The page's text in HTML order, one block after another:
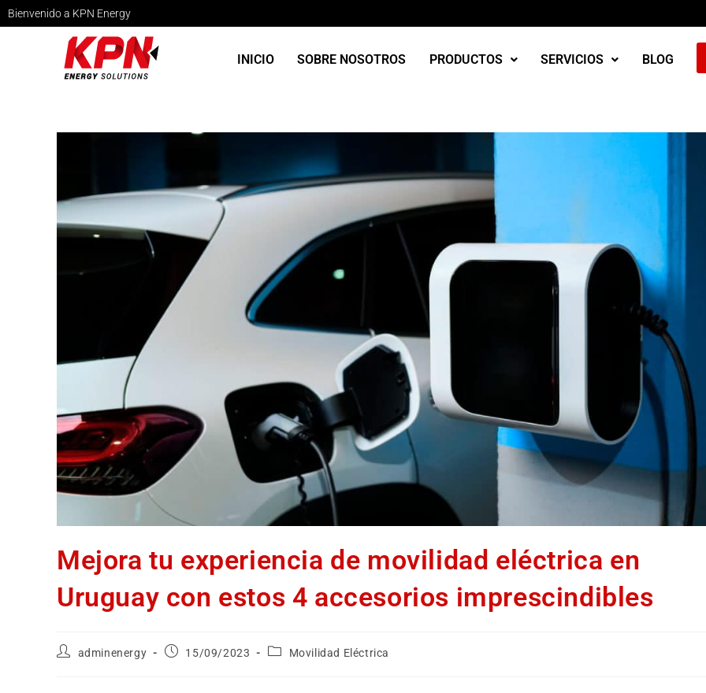
Bienvenido a KPN Energy
INICIO SOBRE NOSOTROS PRODUCTOS SERVICIOS BLOG
Mejora tu experiencia de movilidad eléctrica en
Uruguay con estos 4 accesorios imprescindibles
adminenergy 15/09/2023 Movilidad Eléctrica